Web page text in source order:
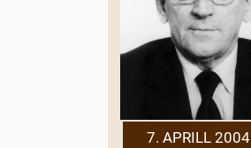
7. APRILL 2004